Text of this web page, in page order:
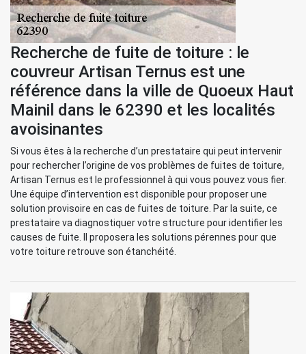
Recherche de fuite de toiture : le
couvreur Artisan Ternus est une
référence dans la ville de Quoeux Haut
Mainil dans le 62390 et les localités
avoisinantes
Si vous êtes à la recherche d’un prestataire qui peut intervenir
pour rechercher l’origine de vos problèmes de fuites de toiture,
Artisan Ternus est le professionnel à qui vous pouvez vous fier.
Une équipe d’intervention est disponible pour proposer une
solution provisoire en cas de fuites de toiture. Par la suite, ce
prestataire va diagnostiquer votre structure pour identifier les
causes de fuite. Il proposera les solutions pérennes pour que
votre toiture retrouve son étanchéité.